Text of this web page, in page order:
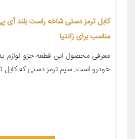
مناسب برای زانتیا
معرفی محصول این قطعه جزو لوازم
خودرو است. سیم ترمز دستی که کابل